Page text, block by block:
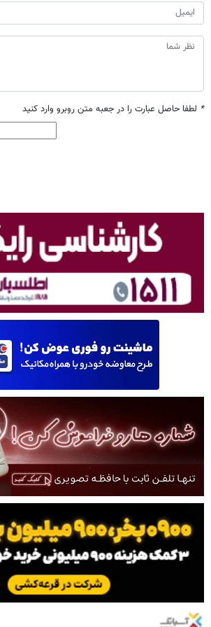
* لطفا حاصل عبارت را در جعبه متن روبرو وارد کنید